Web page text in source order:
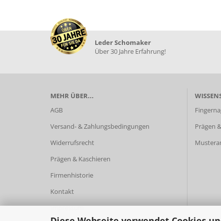
Leder Schomaker
Über 30 Jahre Erfahrung!
MEHR ÜBER...
AGB
Versand- & Zahlungsbedingungen
Widerrufsrecht
Prägen & Kaschieren
Firmenhistorie
Kontakt
Impressum
Prägen